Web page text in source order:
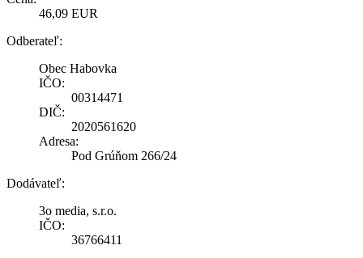
46,09 EUR
Odberateľ:
Obec Habovka
IČO:
00314471
DIČ:
2020561620
Adresa:
Pod Grúňom 266/24
Dodávateľ:
3o media, s.r.o.
IČO:
36766411